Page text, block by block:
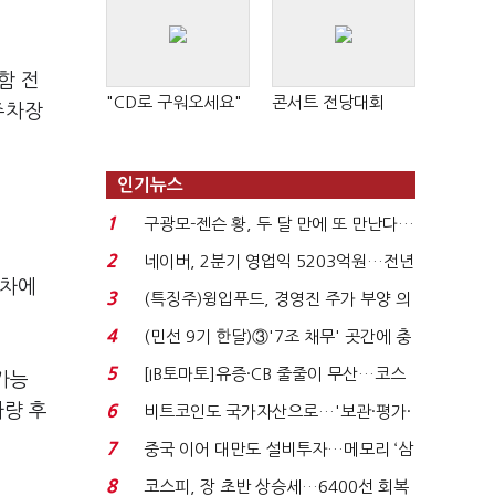
전
장
에
능
후
"CD로 구워오세요" 콘서트 전당대회
인기뉴스
1
구광모-젠슨 황, 두 달 만에 또 만난다…
로봇·AI 등 논...
2
네이버, 2분기 영업익 5203억원…전년
비 0.2% 감소...
3
(특징주)윙입푸드, 경영진 주가 부양 의
지에 상한가...
4
(민선 9기 한달)③'7조 채무' 곳간에 충
격…추미애, 20년...
5
[IB토마토]유증·CB 줄줄이 무산…코스
닥 벌점 급증에 ...
6
비트코인도 국가자산으로…'보관·평가·
처분' 기준은 ...
7
중국 이어 대만도 설비투자…메모리 ‘삼
국전쟁’
8
코스피, 장 초반 상승세…6400선 회복